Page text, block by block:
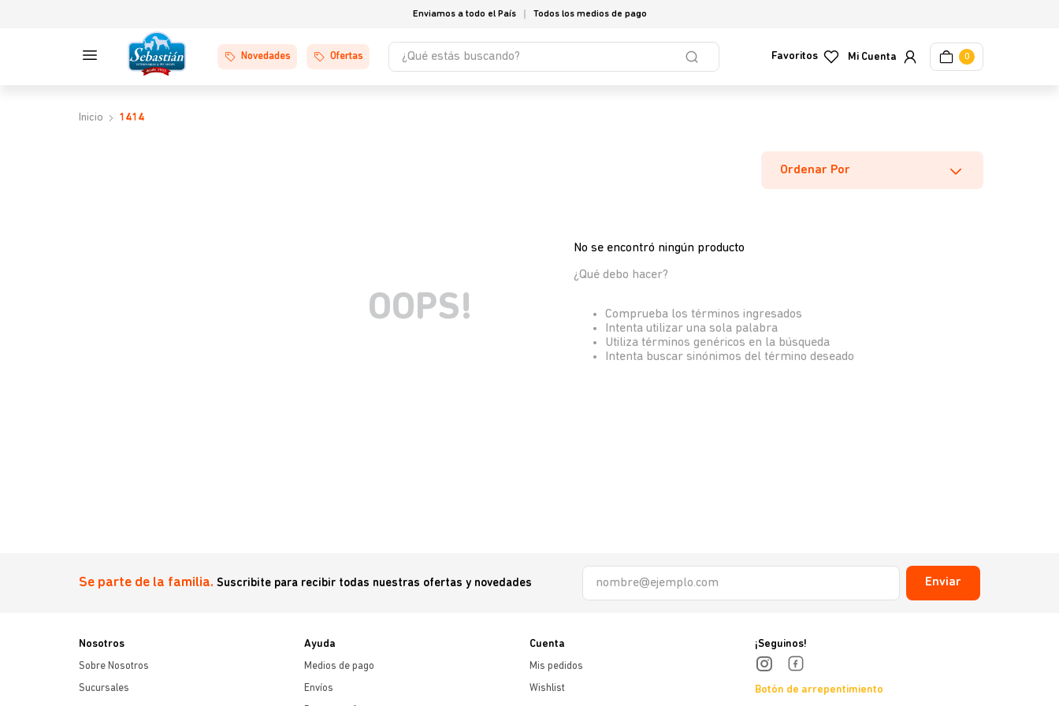
Enviamos a todo el País Todos los medios de pago
Novedades Ofertas
¿Qué estás buscando?
Favoritos 0
1414
Ordenar Por
OOPS!
No se encontró ningún producto
¿Qué debo hacer?
Comprueba los términos ingresados
Intenta utilizar una sola palabra
Utiliza términos genéricos en la búsqueda
Intenta buscar sinónimos del término deseado
Se parte de la familia. Suscribite para recibir todas nuestras ofertas y novedades Enviar
Nosotros
Sobre Nosotros
Sucursales
Ayuda
Medios de pago
Envíos
Cuenta
Mis pedidos
Wishlist
¡Seguinos!
Botón de arrepentimiento